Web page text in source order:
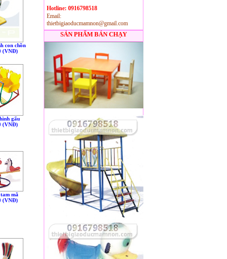
con chồn
(VNÐ)
gấu
(VNÐ)
mã
(VNÐ)
Hotline: 0916798518
Email:
thietbigiaoducmamnon@gmail.com
SẢN PHẨM BÁN CHẠY